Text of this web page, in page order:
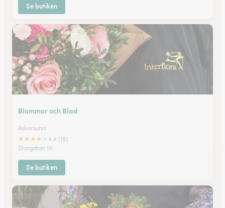
Se butiken
Blommor och Blad
Askersund
★★★★
4.4 (18)
Storgatan 19
Se butiken